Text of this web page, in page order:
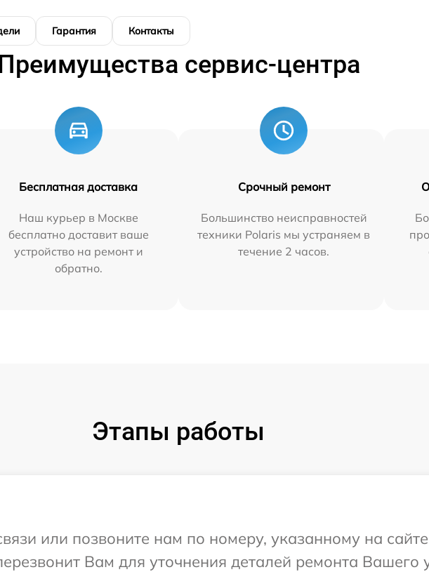
Гарантия Контакты
сервис-центра
Бесплатная доставка
Наш курьер в Москве
бесплатно доставит ваше
устройство на ремонт и
обратно.
Срочный ремонт
Большинство неисправностей
техники Polaris мы устраняем в
течение 2 часов.
Этапы работы
или позвоните нам по номеру, указанному на
Вам для уточнения деталей ремонта Вашего